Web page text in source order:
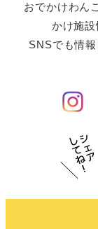
おでかけわん
かけ施設
SNSでも情